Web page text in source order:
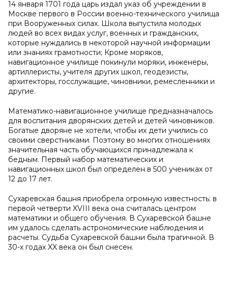
14 января 1701 года царь издал указ об учреждении в
Москве первого в России военно-технического училища
при Вооруженных силах. Школа выпустила молодых
людей во всех видах услуг, военных и гражданских,
которые нуждались в некоторой научной информации
или знаниях грамотности; Кроме моряков,
навигационное училище покинули моряки, инженеры,
артиллеристы, учителя других школ, геодезисты,
архитекторы, госслужащие, чиновники, ремесленники и
другие.
Математико-навигационное училище предназначалось
для воспитания дворянских детей и детей чиновников.
Богатые дворяне не хотели, чтобы их дети учились со
своими сверстниками. Поэтому во многих отношениях
значительная часть обучающихся принадлежала к
бедным. Первый набор математических и
навигационных школ был определен в 500 учениках от
12 до 17 лет.
Сухаревская башня приобрела огромную известность: в
первой четверти XVIII века она считалась центром
математики и общего обучения. В Сухаревской башне
им удалось сделать астрономические наблюдения и
расчеты. Судьба Сухаревской башни была трагичной. В
30-х годах XX века он был снесен.